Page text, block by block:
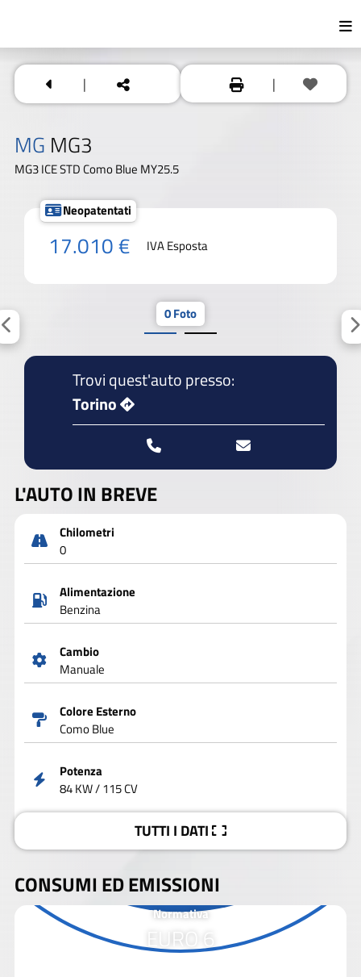
| |
MG MG3
MG3 ICE STD Como Blue MY25.5
Neopatentati
17.010 € IVA Esposta
0 Foto
Trovi quest'auto presso:
Torino
L'AUTO IN BREVE
Chilometri
0
Alimentazione
Benzina
Cambio
Manuale
Colore Esterno
Como Blue
Potenza
84 KW / 115 CV
TUTTI I DATI
CONSUMI ED EMISSIONI
Normativa
EURO 6